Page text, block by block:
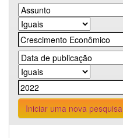
Iniciar uma nova pesquisa